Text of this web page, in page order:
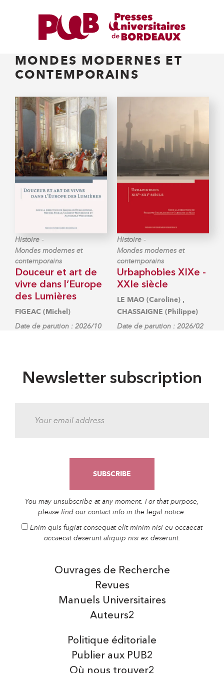
MONDES MODERNES ET
CONTEMPORAINS
Histoire -
Mondes modernes et
contemporains
Douceur et art de
vivre dans l’Europe
des Lumières
FIGEAC (Michel)
Date de parution : 2026/10
Histoire -
Mondes modernes et
contemporains
Urbaphobies XIXe -
XXIe siècle
LE MAO (Caroline) ,
CHASSAIGNE (Philippe)
Date de parution : 2026/02
Newsletter subscription
You may unsubscribe at any moment. For that purpose,
please find our contact info in the legal notice.
Enim quis fugiat consequat elit minim nisi eu occaecat
occaecat deserunt aliquip nisi ex deserunt.
Auteurs2
Manuels Universitaires
Ouvrages de Recherche
Revues
Politique éditoriale
Publier aux PUB2
Où nous trouver2